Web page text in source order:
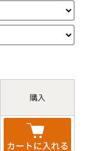
購入